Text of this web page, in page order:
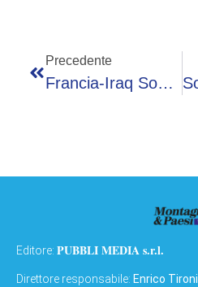
Precedente
Francia-Iraq Sospesa, Pericolo Fulmini A Philadelphia
Editore: PUBBLI MEDIA s.r.l.
Direttore responsabile: Enrico Tironi